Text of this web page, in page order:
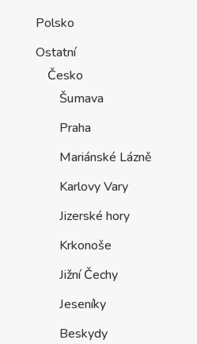
Polsko
Ostatní
Česko
Šumava
Praha
Mariánské Lázně
Karlovy Vary
Jizerské hory
Krkonoše
Jižní Čechy
Jeseníky
Beskydy